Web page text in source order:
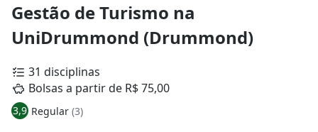
Gestão de Turismo na
UniDrummond (Drummond)
31 disciplinas
Bolsas a partir de R$ 75,00
3,9 Regular (3)